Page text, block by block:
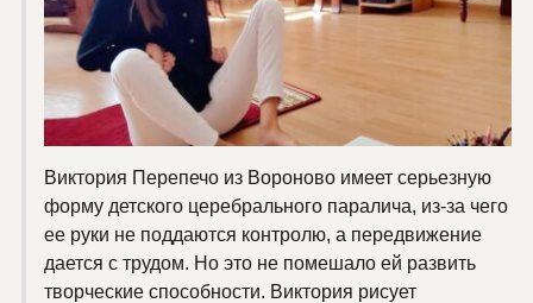
Виктория Перепечо из Вороново имеет серьезную
форму детского церебрального паралича, из-за чего
ее руки не поддаются контролю, а передвижение
дается с трудом. Но это не помешало ей развить
творческие способности. Виктория рисует